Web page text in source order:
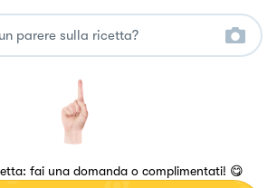
fai una domanda o complimentati! 😋